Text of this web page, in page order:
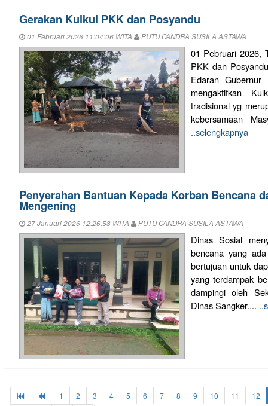
Gerakan Kulkul PKK dan Posyandu
01 Februari 2026 11:04:06 WITA PUTU CANDRA SUSILA ASTAWA
01 Pebruari 2026,
PKK dan
Edaran
mengaktifkan
tradisional yg
kebersamaan
..selengkapnya
Penyerahan Bantuan Kepada Korban Bencana
Mengening
27 Januari 2026 12:26:58 WITA PUTU CANDRA SUSILA ASTAWA
Dinas Sosial
bencana yang
bertujuan untuk
yang terdampak
dampingi oleh
Dinas Sangker....
1 2 3 4 5 6 7 8 9 10 11 12